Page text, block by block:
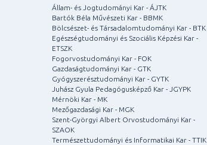
Állam- és Jogtudományi Kar - ÁJTK
Bartók Béla Művészeti Kar - BBMK
Bölcsészet- és Társadalomtudományi Kar - BTK
Egészségtudományi és Szociális Képzési Kar -
ETSZK
Fogorvostudományi Kar - FOK
Gazdaságtudományi Kar - GTK
Gyógyszerésztudományi Kar - GYTK
Juhász Gyula Pedagógusképző Kar - JGYPK
Mérnöki Kar - MK
Mezőgazdasági Kar - MGK
Szent-Györgyi Albert Orvostudományi Kar -
SZAOK
Természettudományi és Informatikai Kar - TTIK